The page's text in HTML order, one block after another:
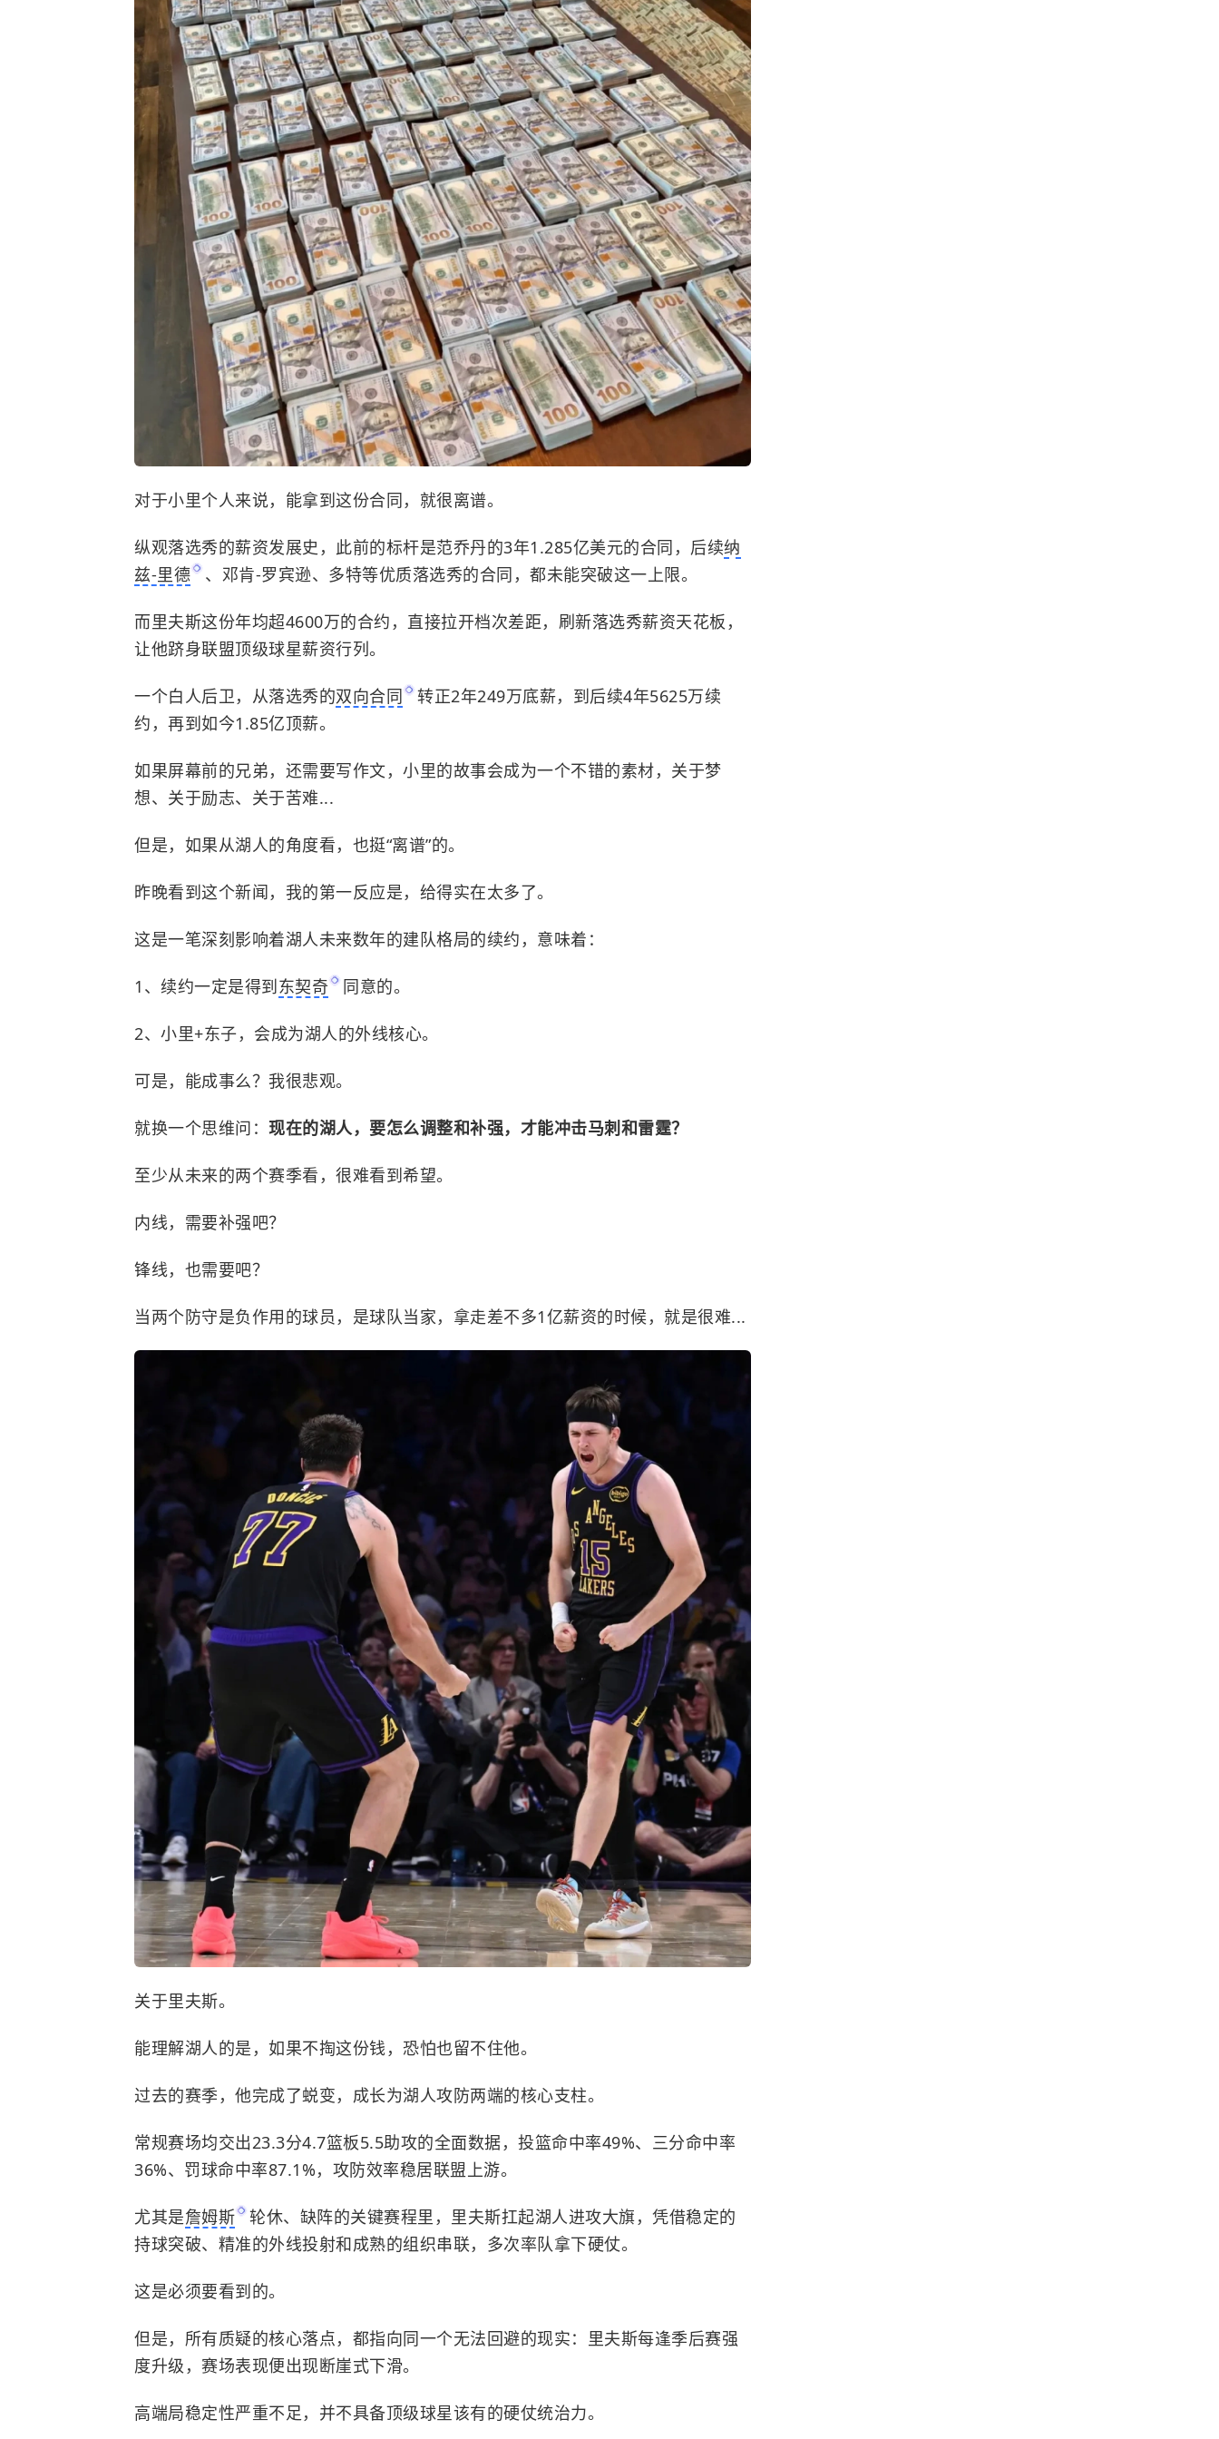
对于小里个人来说，能拿到这份合同，就很离谱。
纵观落选秀的薪资发展史，此前的标杆是范乔丹的3年1.285亿美元的合同，后续纳
兹-里德
、邓肯-罗宾逊、多特等优质落选秀的合同，都未能突破这一上限。
而里夫斯这份年均超4600万的合约，直接拉开档次差距，刷新落选秀薪资天花板，
让他跻身联盟顶级球星薪资行列。
一个白人后卫，从落选秀的双向合同
转正2年249万底薪，到后续4年5625万续
约，再到如今1.85亿顶薪。
如果屏幕前的兄弟，还需要写作文，小里的故事会成为一个不错的素材，关于梦
想、关于励志、关于苦难...
但是，如果从湖人的角度看，也挺“离谱”的。
昨晚看到这个新闻，我的第一反应是，给得实在太多了。
这是一笔深刻影响着湖人未来数年的建队格局的续约，意味着：
1、续约一定是得到东契奇 同意的。
2、小里+东子，会成为湖人的外线核心。
可是，能成事么？我很悲观。
就换一个思维问： 现在的湖人，要怎么调整和补强，才能冲击马刺 和雷霆？
至少从未来的两个赛季看，很难看到希望。
内线，需要补强吧？
锋线，也需要吧？
当两个防守是负作用的球员，是球队当家，拿走差不多1亿薪资的时候，就是很难...
关于里夫斯。
能理解湖人的是，如果不掏这份钱，恐怕也留不住他。
过去的赛季，他完成了蜕变，成长为湖人攻防两端的核心支柱。
常规赛场均交出23.3分4.7篮板5.5助攻的全面数据，投篮命中率49%、三分命中率
36%、罚球命中率87.1%，攻防效率稳居联盟上游。
尤其是詹姆斯
轮休、缺阵的关键赛程里，里夫斯扛起湖人进攻大旗，凭借稳定的
持球突破、精准的外线投射和成熟的组织串联，多次率队拿下硬仗。
这是必须要看到的。
但是，所有质疑的核心落点，都指向同一个无法回避的现实：里夫斯每逢季后赛强
度升级，赛场表现便出现断崖式下滑。
高端局稳定性严重不足，并不具备顶级球星该有的硬仗统治力。